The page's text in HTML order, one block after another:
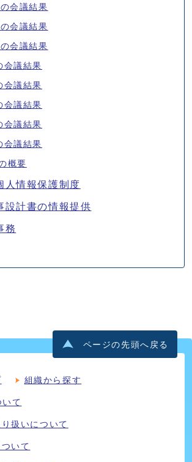
会議結果
会議結果
会議結果
会議結果
会議結果
会議結果
会議結果
会議結果
概要
人情報保護制度
設計書の情報提供
務
ページの先頭へ戻る
組織から探す
て
扱いについて
いて